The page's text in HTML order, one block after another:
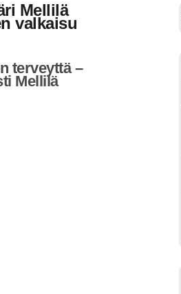
Mellilä
valkaisu
terveyttä –
Mellilä